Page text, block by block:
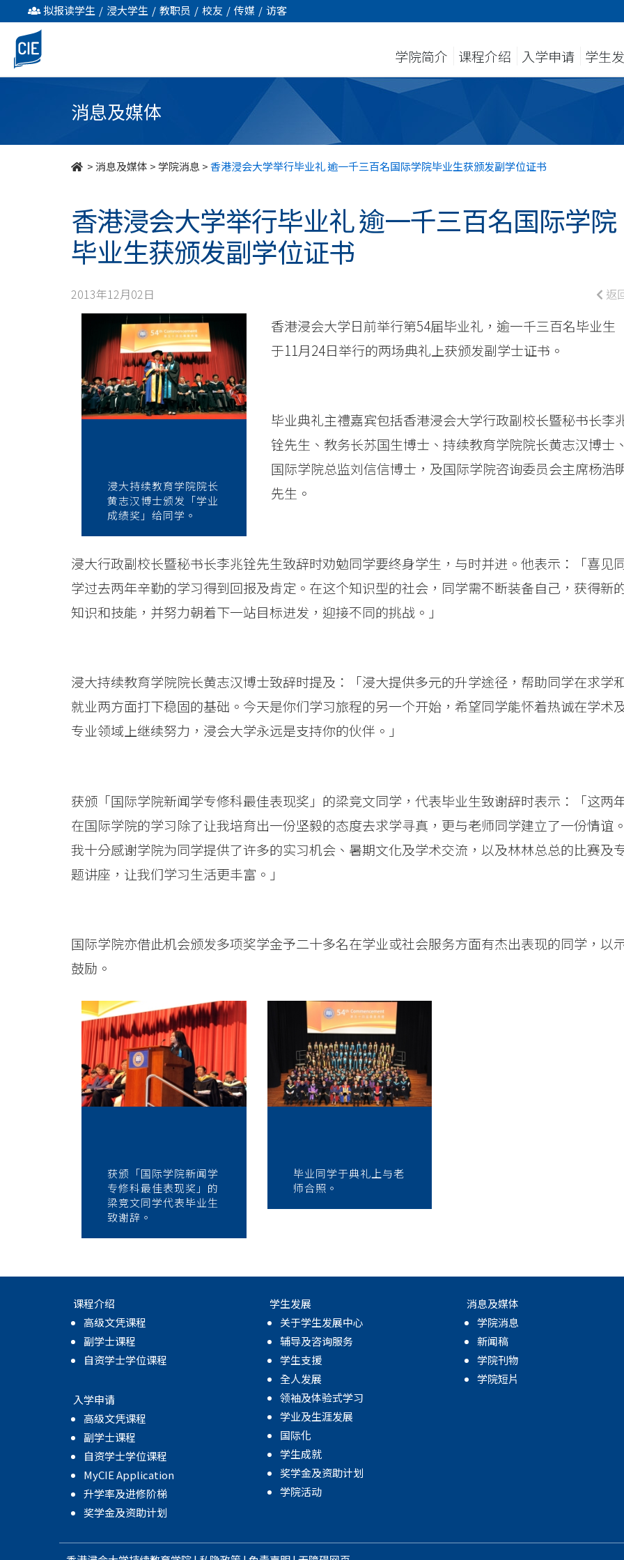
香
港
浸
-
拟报读学生 / 浸大学生 / 教职员 / 校友 / 传媒 / 访客
学院简介 课程介绍 入学申请 学生
消息及媒体
>消息及媒体 >学院消息 >香港浸会大学举行毕业礼 逾一千三百名国际学院毕业生获颁发副学位证书
香港浸会大学举行毕业礼 逾一千三百名国际学院
毕业生获颁发副学位证书
2013年12月02日 返
浸大持续教育学院院长
黄志汉博士颁发「学业
成绩奖」给同学。
香港浸会大学日前举行第54届毕业礼，逾一千三百名毕业生
于11月24日举行的两场典礼上获颁发副学士证书。
毕业典礼主禮嘉宾包括香港浸会大学行政副校长暨秘书长李
铨先生、教务长苏国生博士、持续教育学院院长黄志汉博士、
国际学院总监刘信信博士，及国际学院咨询委员会主席杨浩
先生。
浸大行政副校长暨秘书长李兆铨先生致辞时劝勉同学要终身学生，与时并进。他表示：「喜见
学过去两年辛勤的学习得到回报及肯定。在这个知识型的社会，同学需不断装备自己，获得新
知识和技能，并努力朝着下一站目标进发，迎接不同的挑战。」
浸大持续教育学院院长黄志汉博士致辞时提及：「浸大提供多元的升学途径，帮助同学在求学
就业两方面打下稳固的基础。今天是你们学习旅程的另一个开始，希望同学能怀着热诚在学术
专业领域上继续努力，浸会大学永远是支持你的伙伴。」
获颁「国际学院新闻学专修科最佳表现奖」的梁竞文同学，代表毕业生致谢辞时表示：「这两
在国际学院的学习除了让我培育出一份坚毅的态度去求学寻真，更与老师同学建立了一份情谊。
我十分感谢学院为同学提供了许多的实习机会、暑期文化及学术交流，以及林林总总的比赛及
题讲座，让我们学习生活更丰富。」
国际学院亦借此机会颁发多项奖学金予二十多名在学业或社会服务方面有杰出表现的同学，以
鼓励。
获颁「国际学院新闻学
专修科最佳表现奖」的
梁竞文同学代表毕业生
致谢辞。
毕业同学于典礼上与老
师合照。
课程介绍
高级文凭课程
副学士课程
自资学士学位课程
入学申请
高级文凭课程
副学士课程
自资学士学位课程
MyCIE Application
升学率及进修阶梯
奖学金及资助计划
学生发展
关于学生发展中心
辅导及咨询服务
学生支援
全人发展
领袖及体验式学习
学业及生涯发展
国际化
学生成就
奖学金及资助计划
学院活动
消息及媒体
学院消息
新闻稿
学院刊物
学院短片